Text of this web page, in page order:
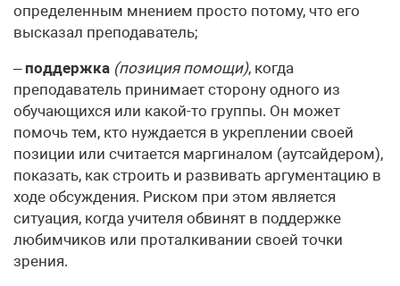
определенным мнением просто потому, что его
высказал преподаватель;
–поддержка (позиция помощи), когда
преподаватель принимает сторону одного из
обучающихся или какой-то группы. Он может
помочь тем, кто нуждается в укреплении своей
позиции или считается маргиналом (аутсайдером),
показать, как строить и развивать аргументацию в
ходе обсуждения. Риском при этом является
ситуация, когда учителя обвинят в поддержке
любимчиков или проталкивании своей точки
зрения.